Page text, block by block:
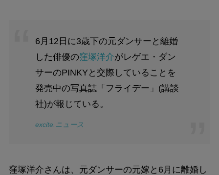
6月12日に3歳下の元ダンサーと離婚
した俳優の窪塚洋介がレゲエ・ダン
サーのPINKYと交際していることを
発売中の写真誌「フライデー」(講談
社)が報じている。
excite.ニュース
窪塚洋介さんは、元ダンサーの元嫁と6月に離婚し